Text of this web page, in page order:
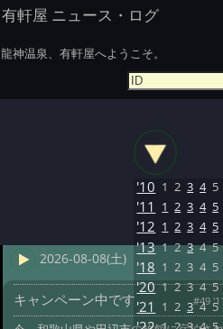
有軒屋 ニュース・ログ
龍神温泉、有軒屋へようこそ。
2026-08-08(土)
キャンペーン中です #49
'10 1 2 3 4 5
'11 1 2 3 4 5
'12 1 2 3 4 5
'13 1 2 3 4 5
'18 1 2 3 4 5
'20 1 2 3 4 5
'21 1 2 3 4 5